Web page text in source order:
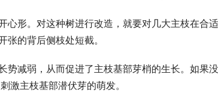
心形。对这种树进行改造，就要对几大主枝在合
张的背后侧枝处短截。
势减弱，从而促进了主枝基部芽梢的生长。如果
激主枝基部潜伏芽的萌发。